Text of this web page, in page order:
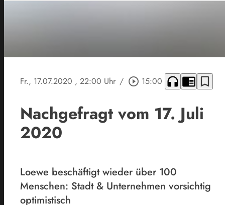
Fr., 17.07.2020 , 22:00 Uhr / play_circle_outline 15:00 headphones chrome_reader_mode bookmark_border
Nachgefragt vom 17. Juli
2020
Loewe beschäftigt wieder über 100
Menschen: Stadt & Unternehmen vorsichtig
optimistisch